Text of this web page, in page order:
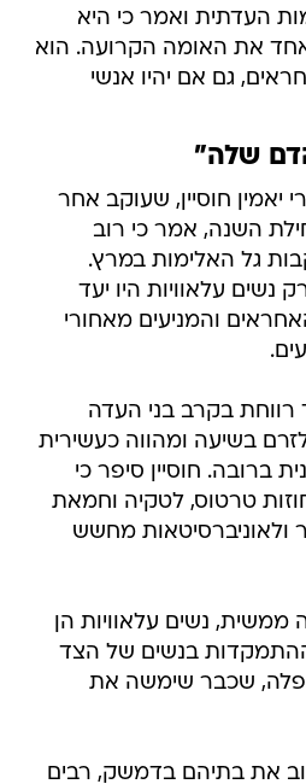
העדתית ואמר כי היא
את האומה הקרועה. הוא
גם אם יהיו אנשי
שלה"
יאמין חוסיין, שעוקב אחר
השנה, אמר כי רוב
גל האלימות במרץ.
נשים עלאוויות היו יעד
והמניעים מאחורי
בקרב בני העדה
בשיעה ומהווה כעשירית
ברובה. חוסיין סיפר כי
טרטוס, לטקיה וחמאת
ולאוניברסיטאות מחשש
ממשית, נשים עלאוויות הן
בנשים של הצד
שכבר שימשה את
את בתיהם בדמשק, רבים